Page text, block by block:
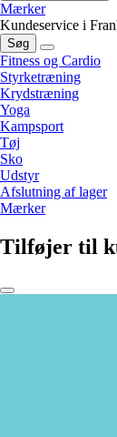
Mærker
Kundeservice i
Søg
Fitness og Cardio
Styrketræning
Krydstræning
Yoga
Kampsport
Tøj
Sko
Udstyr
Afslutning af lager
Mærker
Tilføjer til